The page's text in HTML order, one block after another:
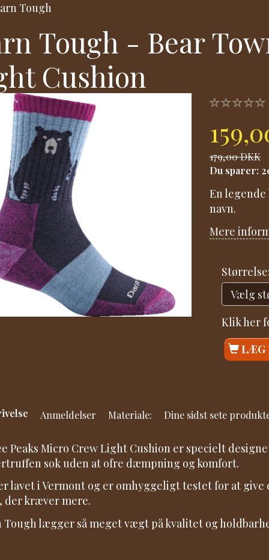
Tough
Tough - Bear
Cushion
179,00 DKK
Du sparer:
En
navn.
Mere
Klik her
LÆG
Anmeldelser Materiale: Dine sidst sete
Peaks Micro Crew Light Cushion er specielt
sok uden at ofre dæmpning og komfort.
lavet i Vermont og er omhyggeligt testet for at
der kræver mere.
Tough lægger så meget vægt på kvalitet og